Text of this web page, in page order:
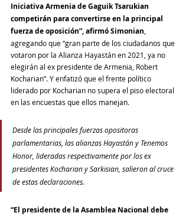
Iniciativa Armenia de Gaguik Tsarukian
competirán para convertirse en la principal
fuerza de oposición”, afirmó Simonian,
agregando que “gran parte de los ciudadanos que
votaron por la Alianza Hayastán en 2021, ya no
elegirán al ex presidente de Armenia, Robert
Kocharian”. Y enfatizó que el frente político
liderado por Kocharian no supera el piso electoral
en las encuestas que ellos manejan.
Desde las principales fuerzas opositoras
parlamentarias, las alianzas Hayastán y Tenemos
Honor, lideradas respectivamente por los ex
presidentes Kocharian y Sarkisian, salieron al cruce
de estas declaraciones.
“El presidente de la Asamblea Nacional debe